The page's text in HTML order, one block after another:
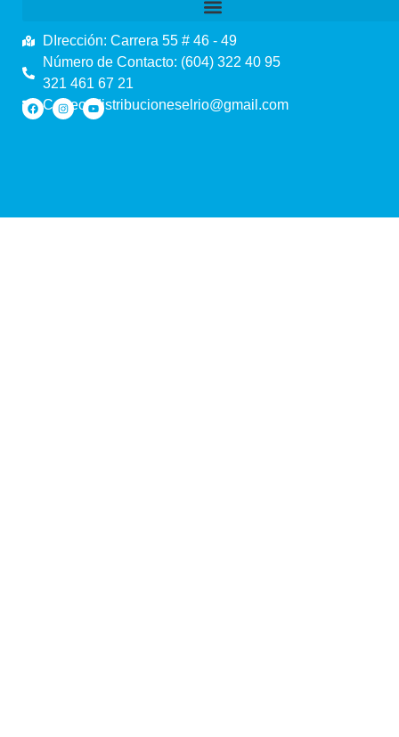
DIrección: Carrera 55 # 46 - 49
Número de Contacto: (604) 322 40 95
321 461 67 21
Correo: distribucioneselrio@gmail.com